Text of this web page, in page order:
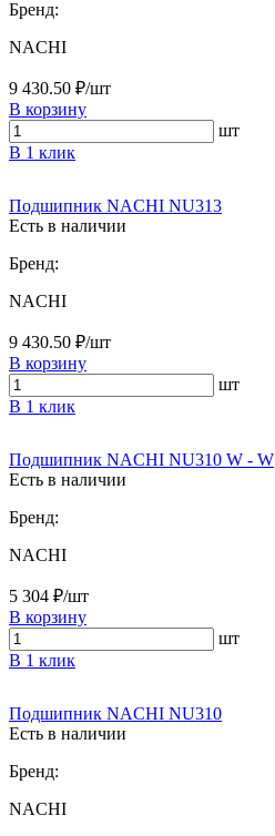
Бренд:
NACHI
9 430.50 ₽/шт
В корзину
шт
В 1 клик
Подшипник NACHI NU313
Есть в наличии
Бренд:
NACHI
9 430.50 ₽/шт
В корзину
шт
В 1 клик
Подшипник NACHI NU310 W - W
Есть в наличии
Бренд:
NACHI
5 304 ₽/шт
В корзину
шт
В 1 клик
Подшипник NACHI NU310
Есть в наличии
Бренд:
NACHI